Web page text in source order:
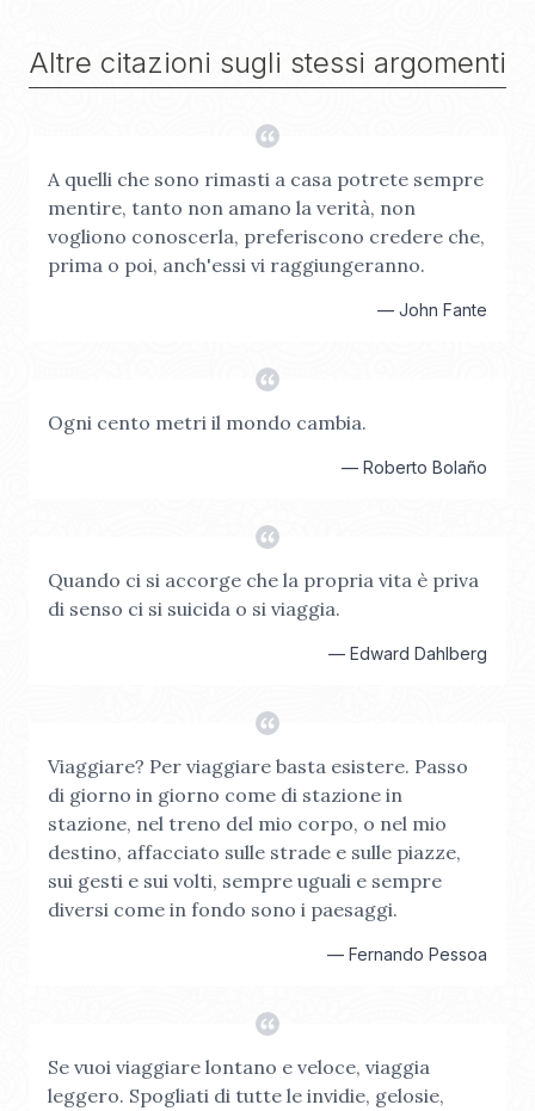
Altre citazioni sugli stessi argomenti
A quelli che sono rimasti a casa potrete sempre
mentire, tanto non amano la verità, non
vogliono conoscerla, preferiscono credere che,
prima o poi, anch'essi vi raggiungeranno.
— John Fante
Ogni cento metri il mondo cambia.
— Roberto Bolaño
Quando ci si accorge che la propria vita è priva
di senso ci si suicida o si viaggia.
— Edward Dahlberg
Viaggiare? Per viaggiare basta esistere. Passo
di giorno in giorno come di stazione in
stazione, nel treno del mio corpo, o nel mio
destino, affacciato sulle strade e sulle piazze,
sui gesti e sui volti, sempre uguali e sempre
diversi come in fondo sono i paesaggi.
— Fernando Pessoa
Se vuoi viaggiare lontano e veloce, viaggia
leggero. Spogliati di tutte le invidie, gelosie,